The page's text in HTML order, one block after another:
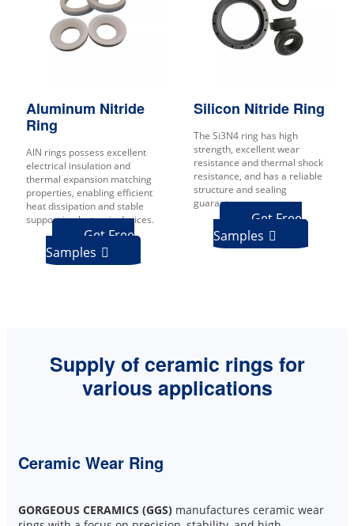
Aluminum Nitride
Ring
AlN rings possess excellent
electrical insulation and
thermal expansion matching
properties, enabling efficient
heat dissipation and stable
support in electronic devices.
Get Free
Samples 
Silicon Nitride Ring
The Si3N4 ring has high
strength, excellent wear
resistance and thermal shock
resistance, and has a reliable
structure and sealing
guarantee.
Get Free
Samples 
Supply of ceramic rings for
various applications
Ceramic Wear Ring
GORGEOUS CERAMICS (GGS) manufactures ceramic wear